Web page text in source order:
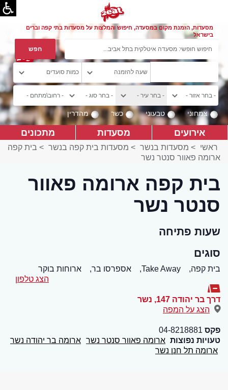
מסעדות, הזמנת מקום במסעדה, חיפוש והמלצות על מסעדות בתי קפה וברים
בישראל
צמחוני טבעוני כשר מהדרין
אירועים מסעדות מתכונים
ראשי > מסעדות בנשר > מסעדות בית קפה בנשר > בית קפה
ארומה פאוור סנטר נשר
בית קפה ארומה פאוור
סנטר נשר
שעות פתיחה
סוגים
בית קפה, Take Away, אספרסו בר,
ארוחות בוקר
הצג טלפון
דרך בר יהודה 147 , נשר
הצג על המפה
פקס 04-8218881
טעויות נפוצות ארומה פאוור סנטר נשר ארומה בר יהודה נשר
ארומה תל חנן נשר